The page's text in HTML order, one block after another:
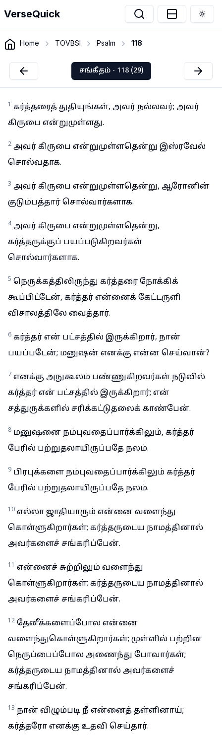
VerseQuick
Home TOVBSI Psalm 118
சங்கீதம் - 118 (29)
1 கர்த்தரைத் துதியுங்கள், அவர் நல்லவர்; அவர்
கிருபை என்றுமுள்ளது.
2 அவர் கிருபை என்றுமுள்ளதென்று இஸ்ரவேல்
சொல்வதாக.
3 அவர் கிருபை என்றுமுள்ளதென்று, ஆரோனின்
குடும்பத்தார் சொல்வார்களாக.
4 அவர் கிருபை என்றுமுள்ளதென்று,
கர்த்தருக்குப் பயப்படுகிறவர்கள்
சொல்வார்களாக.
5 நெருக்கத்திலிருந்து கர்த்தரை நோக்கிக்
கூப்பிட்டேன், கர்த்தர் என்னைக் கேட்டருளி
விசாலத்திலே வைத்தார்.
6 கர்த்தர் என் பட்சத்தில் இருக்கிறார், நான்
பயப்படேன்; மனுஷன் எனக்கு என்ன செய்வான்?
7 எனக்கு அநுகூலம் பண்ணுகிறவர்கள் நடுவில்
கர்த்தர் என் பட்சத்தில் இருக்கிறார்; என்
சத்துருக்களில் சரிக்கட்டுதலைக் காண்பேன்.
8 மனுஷனை நம்புவதைப்பார்க்கிலும், கர்த்தர்
பேரில் பற்றுதலாயிருப்பதே நலம்.
9 பிரபுக்களை நம்புவதைப்பார்க்கிலும் கர்த்தர்
பேரில் பற்றுதலாயிருப்பதே நலம்.
10 எல்லா ஜாதியாரும் என்னை வளைந்து
கொள்ளுகிறார்கள்; கர்த்தருடைய நாமத்தினால்
அவர்களைச் சங்கரிப்பேன்.
11 என்னைச் சுற்றிலும் வளைந்து
கொள்ளுகிறார்கள்; கர்த்தருடைய நாமத்தினால்
அவர்களைச் சங்கரிப்பேன்.
12 தேனீக்களைப்போல என்னை
வளைந்துகொள்ளுகிறார்கள்; முள்ளில் பற்றின
நெருப்பைப்போல அணைந்து போவார்கள்;
கர்த்தருடைய நாமத்தினால் அவர்களைச்
சங்கரிப்பேன்.
13 நான் விழும்படி நீ என்னைத் தள்ளினாய்;
கர்த்தரோ எனக்கு உதவி செய்தார்.